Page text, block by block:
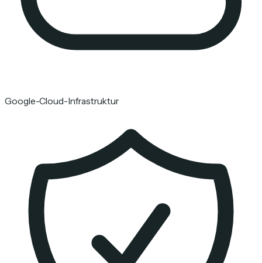
Google-Cloud-Infrastruktur